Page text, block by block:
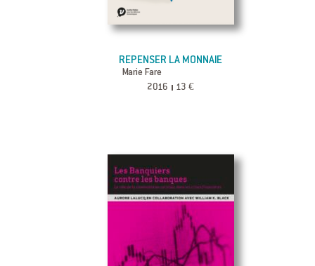
REPENSER LA MONNAIE
Marie Fare
2016 13 €